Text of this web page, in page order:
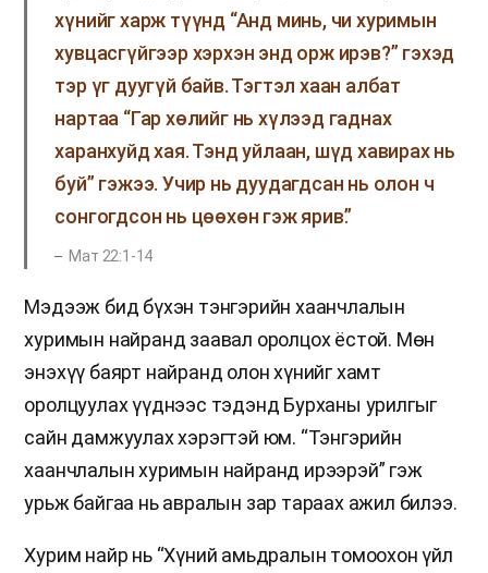
хүнийг харж түүнд “Анд минь, чи хуримын
хувцасгүйгээр хэрхэн энд орж ирэв?” гэхэд
тэр үг дуугүй байв. Тэгтэл хаан албат
нартаа “Гар хөлийг нь хүлээд гаднах
харанхуйд хая. Тэнд уйлаан, шүд хавирах нь
буй” гэжээ. Учир нь дуудагдсан нь олон ч
сонгогдсон нь цөөхөн гэж ярив.”
Мат 22:1-14
Мэдээж бид бүхэн тэнгэрийн хаанчлалын
хуримын найранд заавал оролцох ёстой. Мөн
энэхүү баярт найранд олон хүнийг хамт
оролцуулах үүднээс тэдэнд Бурханы урилгыг
сайн дамжуулах хэрэгтэй юм. “Тэнгэрийн
хаанчлалын хуримын найранд ирээрэй” гэж
урьж байгаа нь авралын зар тараах ажил билээ.
Хурим найр нь “Хүний амьдралын томоохон үйл